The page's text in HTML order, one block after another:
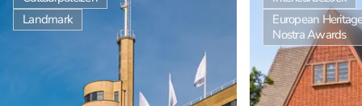
Landmark
European
Nostra Awards